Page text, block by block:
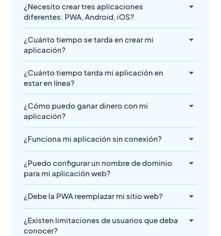
¿Necesito crear tres aplicaciones
diferentes: PWA, Android, iOS?
¿Cuánto tiempo se tarda en crear mi
aplicación?
¿Cuánto tiempo tarda mi aplicación en
estar en línea?
¿Cómo puedo ganar dinero con mi
aplicación?
¿Funciona mi aplicación sin conexión?
¿Puedo configurar un nombre de dominio
para mi aplicación web?
¿Debe la PWA reemplazar mi sitio web?
¿Existen limitaciones de usuarios que deba
conocer?